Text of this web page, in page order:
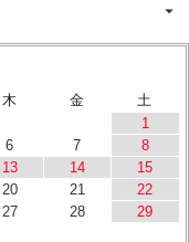
木 金
土
1
6 7
8
13 14
15
20 21
22
27 28
29